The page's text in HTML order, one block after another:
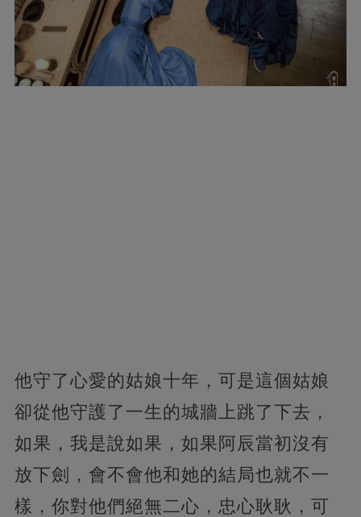
他守了心愛的姑娘十年，可是這個姑娘
卻從他守護了一生的城牆上跳了下去，
如果，我是說如果，如果阿辰當初沒有
放下劍，會不會他和她的結局也就不一
樣，你對他們絕無二心，忠心耿耿，可